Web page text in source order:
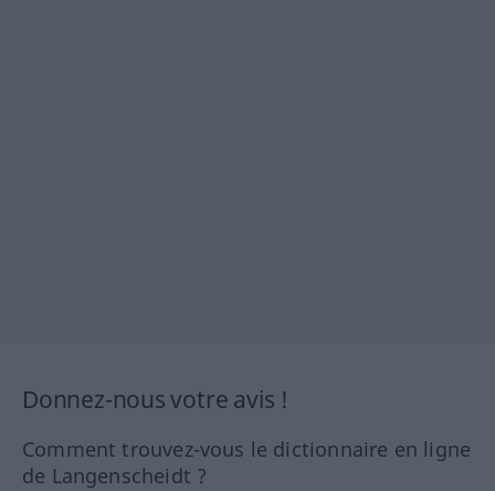
Donnez-nous votre avis !
Comment trouvez-vous le dictionnaire en ligne
de Langenscheidt ?